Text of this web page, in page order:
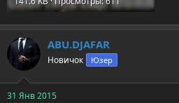
ABU.DJAFAR
Новичок Юзер
31 Янв 2015